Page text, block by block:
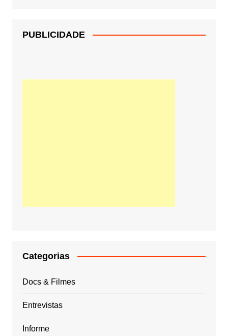
PUBLICIDADE
Categorias
Docs & Filmes
Entrevistas
Informe